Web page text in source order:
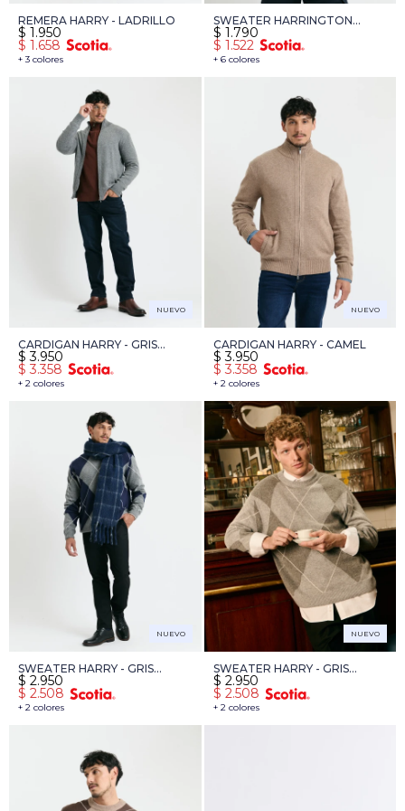
REMERA HARRY - LADRILLO
+ 3 colores
$ 1.950
$ 1.658
SWEATER HARRINGTON
LABEL - GRIS MEDIO
+ 6 colores
$ 1.790
$ 1.522
NUEVO
CARDIGAN HARRY - GRIS
OSCURO
+ 2 colores
$ 3.950
$ 3.358
NUEVO
CARDIGAN HARRY - CAMEL
+ 2 colores
$ 3.950
$ 3.358
NUEVO
SWEATER HARRY - GRIS
OSCURO
+ 2 colores
$ 2.950
$ 2.508
NUEVO
SWEATER HARRY - GRIS
MEDIO
+ 2 colores
$ 2.950
$ 2.508